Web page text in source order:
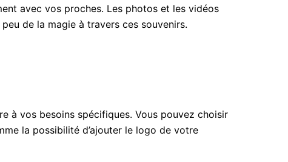
avec vos proches. Les photos et les vidéos
de la magie à travers ces souvenirs.
à vos besoins spécifiques. Vous pouvez choisir
la possibilité d’ajouter le logo de votre